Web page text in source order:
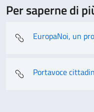
Per saperne di
EuropaNoi, un
Portavoce